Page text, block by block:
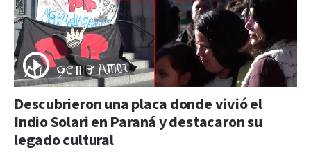
Descubrieron una placa donde vivió el
Indio Solari en Paraná y destacaron su
legado cultural